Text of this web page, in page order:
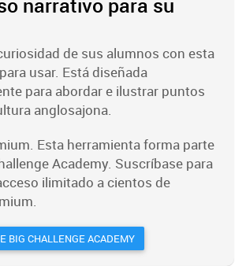
de sus alumnos con esta
usar. Está diseñada
para abordar e ilustrar puntos
anglosajona.
Esta herramienta forma parte
Academy. Suscríbase para
ilimitado a cientos de
BIG CHALLENGE ACADEMY